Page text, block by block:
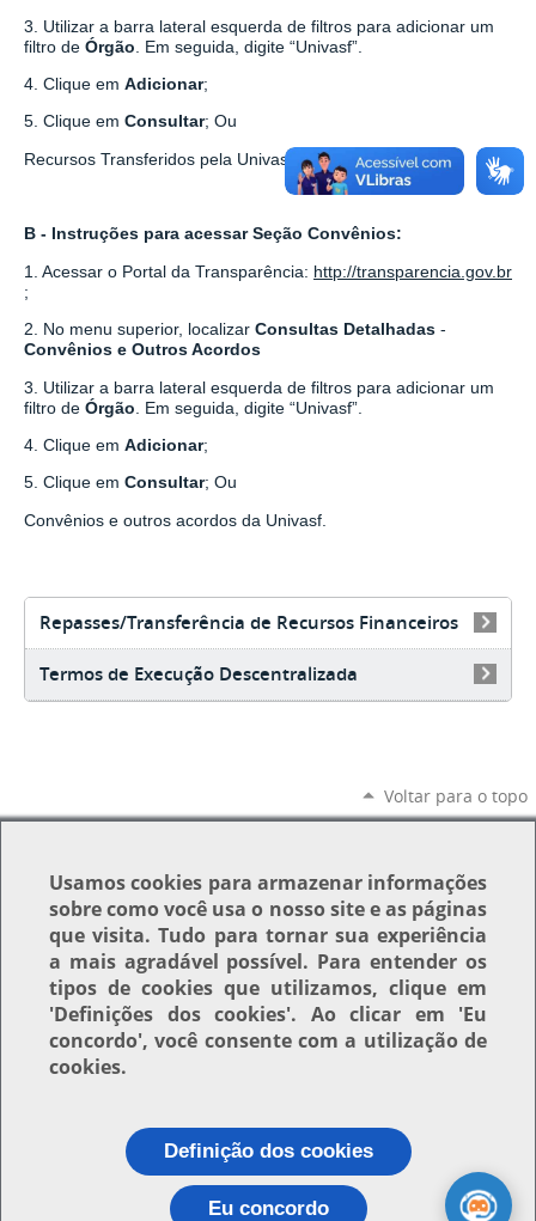
3. Utilizar a barra lateral esquerda de filtros para adicionar um
filtro de Órgão . Em seguida, digite “Univasf”.
4. Clique em Adicionar;
5. Clique em Consultar; Ou
Recursos Transferidos pela Univasf.
B - Instruções para acessar Seção Convênios:
1. Acessar o Portal da Transparência: http://transparencia.gov.br
;
2. No menu superior, localizar Consultas Detalhadas -
Convênios e Outros Acordos
3. Utilizar a barra lateral esquerda de filtros para adicionar um
filtro de Órgão . Em seguida, digite “Univasf”.
4. Clique em Adicionar;
5. Clique em Consultar; Ou
Convênios e outros acordos da Univasf.
Repasses/Transferência de Recursos Financeiros
Termos de Execução Descentralizada
Voltar para o topo
Usamoscookies para armazenar informações
sobre como você usa o nosso site e as páginas
que visita. Tudo para tornar sua experiência
a mais agradável possível. Para entender os
tipos de cookies que utilizamos, clique em
'Definições dos cookies'. Ao clicar em 'Eu
concordo', você consente com a utilização de
cookies.